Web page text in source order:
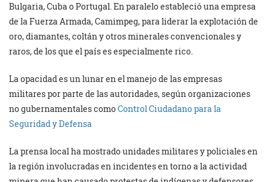
Bulgaria, Cuba o Portugal. En paralelo estableció una empresa
de la Fuerza Armada, Camimpeg, para liderar la explotación de
oro, diamantes, coltán y otros minerales convencionales y
raros, de los que el país es especialmente rico.
La opacidad es un lunar en el manejo de las empresas
militares por parte de las autoridades, según organizaciones
no gubernamentales comoControl Ciudadano para la
Seguridad y Defensa
La prensa local ha mostrado unidades militares y policiales en
la región involucradas en incidentes en torno a la actividad